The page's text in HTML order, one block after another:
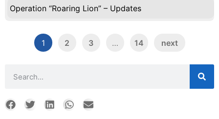
Operation “Roaring Lion” – Updates
1 2 3 … 14 next